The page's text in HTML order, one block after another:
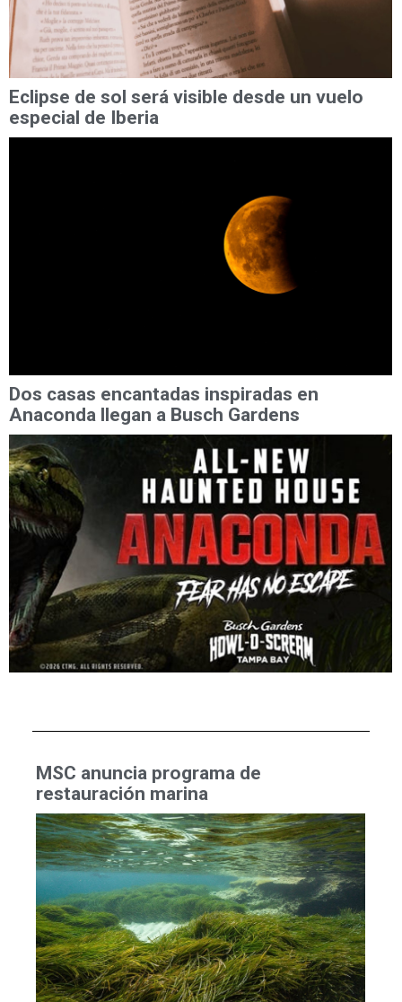
Eclipse de sol será visible desde un vuelo
especial de Iberia
Dos casas encantadas inspiradas en
Anaconda llegan a Busch Gardens
MSC anuncia programa de
restauración marina